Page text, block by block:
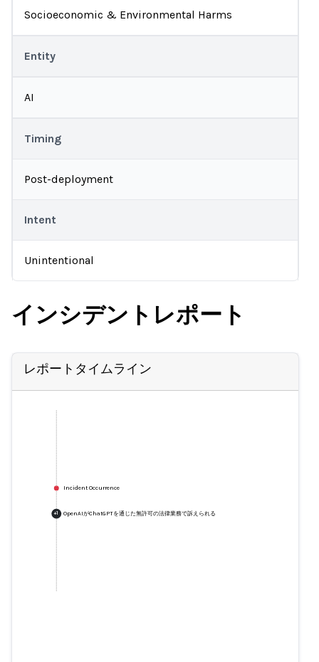
Socioeconomic & Environmental Harms
Entity
AI
Timing
Post-deployment
Intent
Unintentional
インシデントレポート
レポートタイムライン
Incident Occurrence
+1 OpenAIがChatGPTを通じた無許可の法律業務で訴えられる